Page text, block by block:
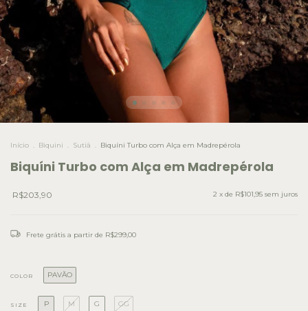
Início . Biquini . Sutiã . Biquíni Turbo com Alça em Madrepérola
Biquíni Turbo com Alça em Madrepérola
R$203,90 2 x de R$101,95 sem juros
Frete grátis a partir de R$299,00
COLOR PAVÃO
SIZE P M G GG